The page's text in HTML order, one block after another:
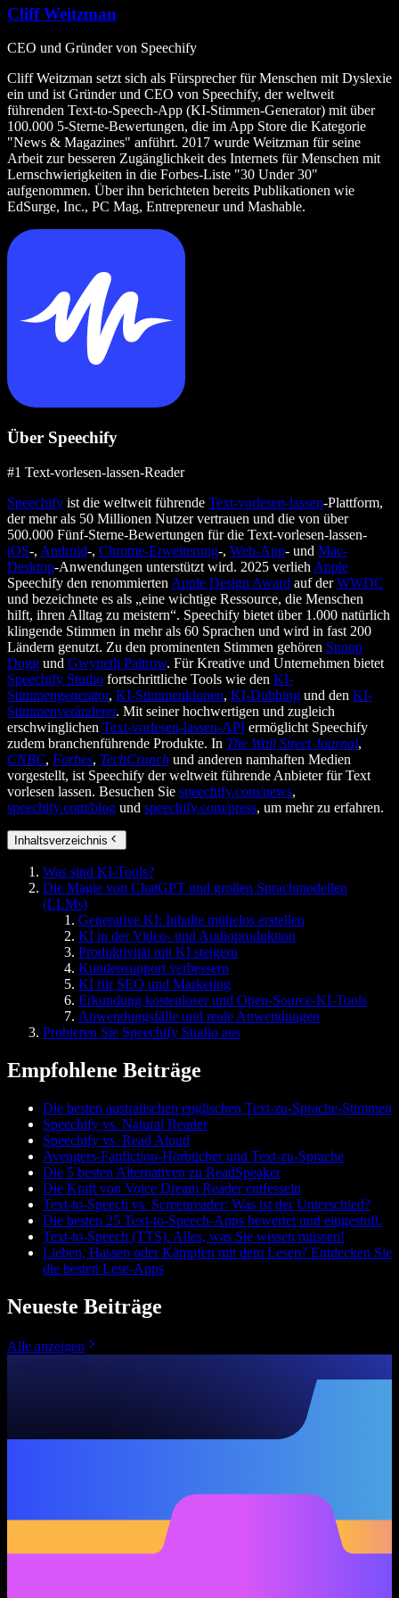
Cliff Weitzman
CEO und Gründer von Speechify
Cliff Weitzman setzt sich als Fürsprecher für Menschen mit Dyslexie
ein und ist Gründer und CEO von Speechify, der weltweit
führenden Text‑to‑Speech‑App (KI‑Stimmen‑Generator) mit über
100.000 5‑Sterne‑Bewertungen, die im App Store die Kategorie
"News & Magazines" anführt. 2017 wurde Weitzman für seine
Arbeit zur besseren Zugänglichkeit des Internets für Menschen mit
Lernschwierigkeiten in die Forbes‑Liste "30 Under 30"
aufgenommen. Über ihn berichteten bereits Publikationen wie
EdSurge, Inc., PC Mag, Entrepreneur und Mashable.
Über Speechify
#1 Text-vorlesen-lassen-Reader
Speechify ist die weltweit führende Text-vorlesen-lassen-Plattform,
der mehr als 50 Millionen Nutzer vertrauen und die von über
500.000 Fünf-Sterne-Bewertungen für die Text-vorlesen-lassen-
iOS-, Android-, Chrome-Erweiterung-, Web-App- und Mac-
Desktop-Anwendungen unterstützt wird. 2025 verlieh Apple
Speechify den renommierten Apple Design Award auf derWWDC
und bezeichnete es als „eine wichtige Ressource, die Menschen
hilft, ihren Alltag zu meistern“. Speechify bietet über 1.000 natürlich
klingende Stimmen in mehr als 60 Sprachen und wird in fast 200
Ländern genutzt. Zu den prominenten Stimmen gehören Snoop
Dogg und Gwyneth Paltrow. Für Kreative und Unternehmen bietet
Speechify Studio fortschrittliche Tools wie den KI-
Stimmengenerator, KI-Stimmenklonen, KI-Dubbing und den KI-
Stimmenveränderer. Mit seiner hochwertigen und zugleich
erschwinglichen Text-vorlesen-lassen-API ermöglicht Speechify
zudem branchenführende Produkte. In The Wall Street Journal,
CNBC, Forbes, TechCrunch und anderen namhaften Medien
vorgestellt, ist Speechify der weltweit führende Anbieter für Text
vorlesen lassen. Besuchen Sie speechify.com/news,
speechify.com/blog und speechify.com/press, um mehr zu erfahren.
Inhaltsverzeichnis
Was sind KI-Tools?
Die Magie von ChatGPT und großen Sprachmodellen
(LLMs)
Generative KI: Inhalte mühelos erstellen
KI in der Video- und Audioproduktion
Produktivität mit KI steigern
Kundensupport verbessern
KI für SEO und Marketing
Erkundung kostenloser und Open-Source-KI-Tools
Anwendungsfälle und reale Anwendungen
Probieren Sie Speechify Studio aus
Empfohlene Beiträge
Die besten australischen englischen Text-zu-Sprache-Stimmen
Speechify vs. Natural Reader
Speechify vs. Read Aloud
Avengers-Fanfiction-Hörbücher und Text-zu-Sprache
Die 5 besten Alternativen zu ReadSpeaker
Die Kraft von Voice Dream Reader entfesseln
Text-to-Speech vs. Screenreader: Was ist der Unterschied?
Die besten 25 Text-to-Speech-Apps bewertet und eingestuft.
Text-to-Speech (TTS). Alles, was Sie wissen müssen!
Lieben, Hassen oder Kämpfen mit dem Lesen? Entdecken Sie
die besten Lese-Apps
Neueste Beiträge
Alle anzeigen